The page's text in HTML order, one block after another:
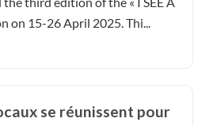
on 15-26 April 2025. Thi...
se réunissent pour